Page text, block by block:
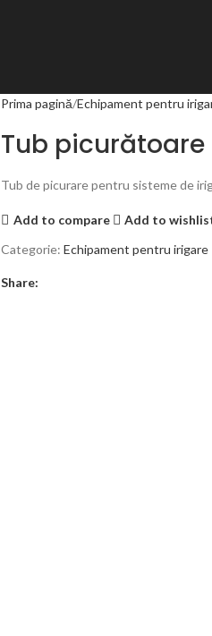
Prima pagină Echipament pentru
Tub picurătoare
Tub de picurare pentru sisteme de
Add to compare
Add to
Categorie: Echipament pentru irigare
Share: